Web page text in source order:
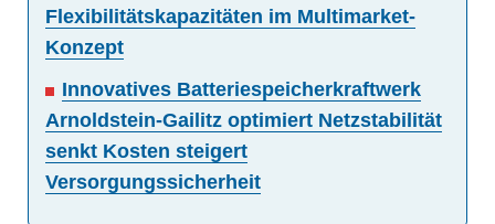
Flexibilitätskapazitäten im Multimarket-
Konzept
Innovatives Batteriespeicherkraftwerk
Arnoldstein-Gailitz optimiert Netzstabilität
senkt Kosten steigert
Versorgungssicherheit